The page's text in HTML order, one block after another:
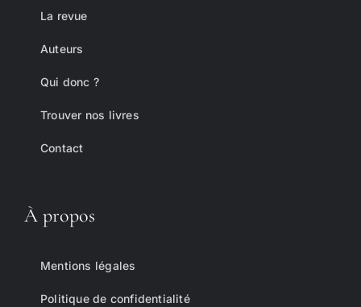
La revue
Auteurs
Qui donc ?
Trouver nos livres
Contact
À propos
Mentions légales
Politique de confidentialité